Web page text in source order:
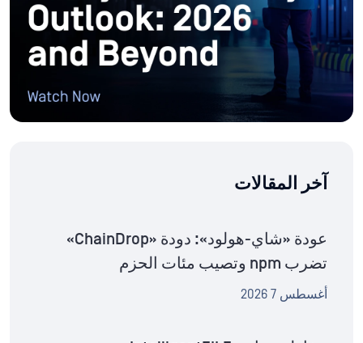
آخر المقالات
عودة «شاي-هولود»: دودة «ChainDrop»
تضرب npm وتصيب مئات الحزم
أغسطس 7 2026